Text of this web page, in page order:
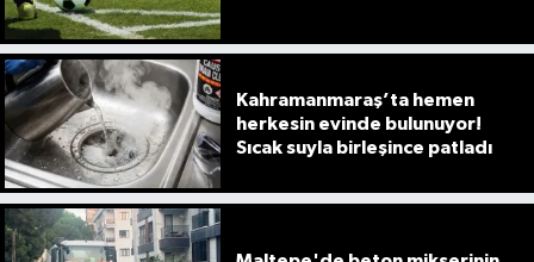
Kahramanmaraş’ta hemen
herkesin evinde bulunuyor!
Sıcak suyla birleşince patladı